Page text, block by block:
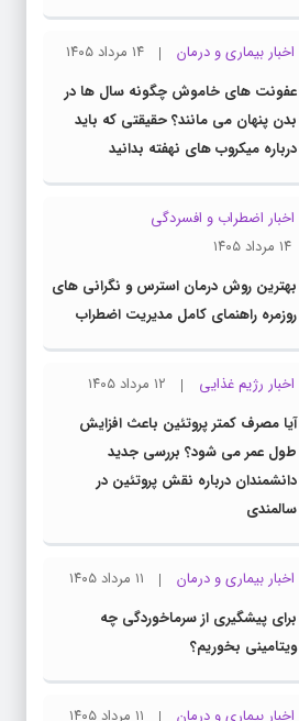
اخبار بیماری و درمان
۱۴ مرداد ۱۴۰۵
عفونت های خاموش چگونه سال ها در
بدن پنهان می مانند؟ حقیقتی که باید
درباره میکروب های نهفته بدانید
اخبار اضطراب و افسردگی
۱۴ مرداد ۱۴۰۵
بهترین روش درمان استرس و نگرانی های
روزمره راهنمای کامل مدیریت اضطراب
اخبار رژیم غذایی
۱۲ مرداد ۱۴۰۵
آیا مصرف کمتر پروتئین باعث افزایش
طول عمر می شود؟ بررسی جدید
دانشمندان درباره نقش پروتئین در
سالمندی
اخبار بیماری و درمان
۱۱ مرداد ۱۴۰۵
برای پیشگیری از سرماخوردگی چه
ویتامینی بخوریم؟
اخبار بیماری و درمان
۱۱ مرداد ۱۴۰۵